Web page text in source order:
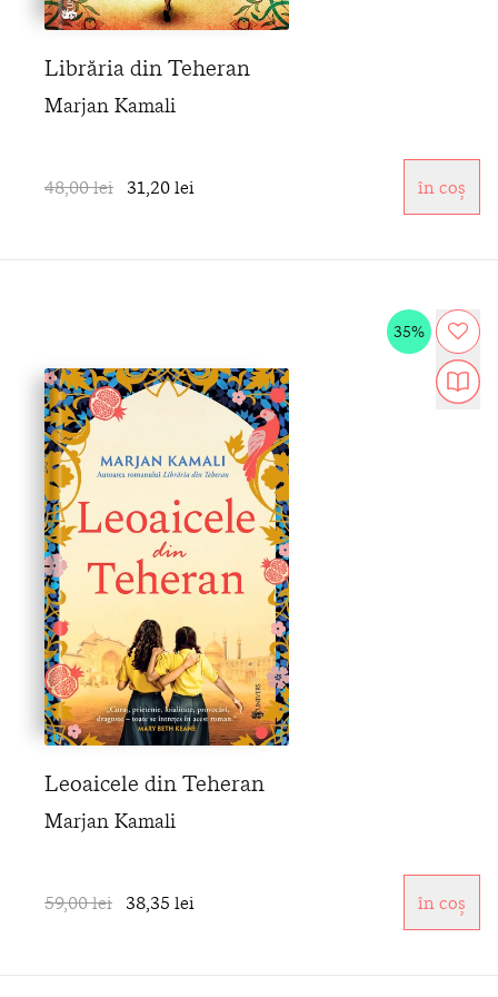
Librăria din Teheran
Marjan Kamali
48,00 lei 31,20 lei în coș
35%
Leoaicele din Teheran
Marjan Kamali
59,00 lei 38,35 lei în coș